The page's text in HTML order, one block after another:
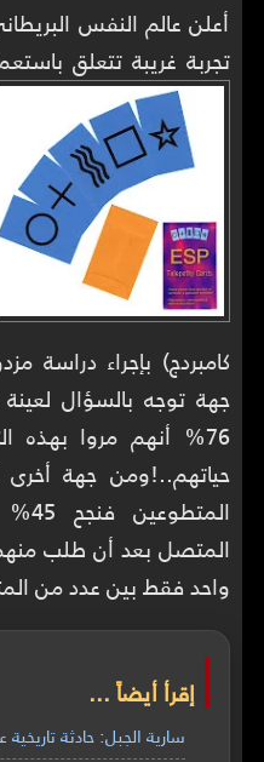
أعلن عالم النفس
تجربة غريبة تتعلق
كامبردج) بإجراء
جهة توجه بالسؤال
76% أنهم مروا
حياتهم..!ومن جهة أخرى
المتصل بعد أن طلب
واحد فقط بين عدد من
إقرأ أيضاً ...
سارية الجبل: حادثة